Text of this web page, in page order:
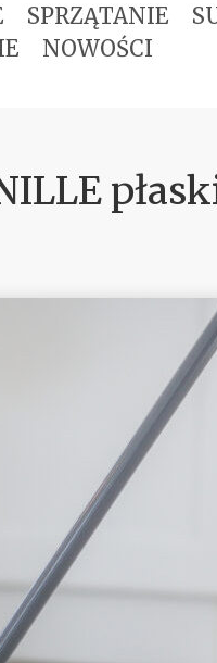
SPRZĄTANIE
NOWOŚCI